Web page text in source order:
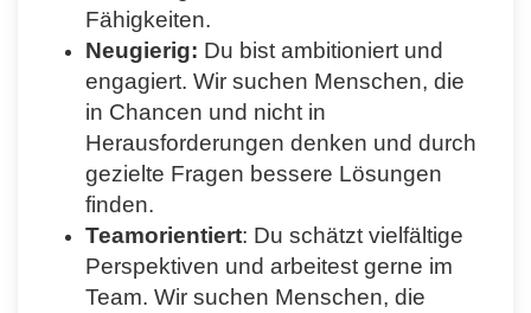
Fähigkeiten.
Neugierig: Du bist ambitioniert und
engagiert. Wir suchen Menschen, die
in Chancen und nicht in
Herausforderungen denken und durch
gezielte Fragen bessere Lösungen
finden.
Teamorientiert: Du schätzt vielfältige
Perspektiven und arbeitest gerne im
Team. Wir suchen Menschen, die